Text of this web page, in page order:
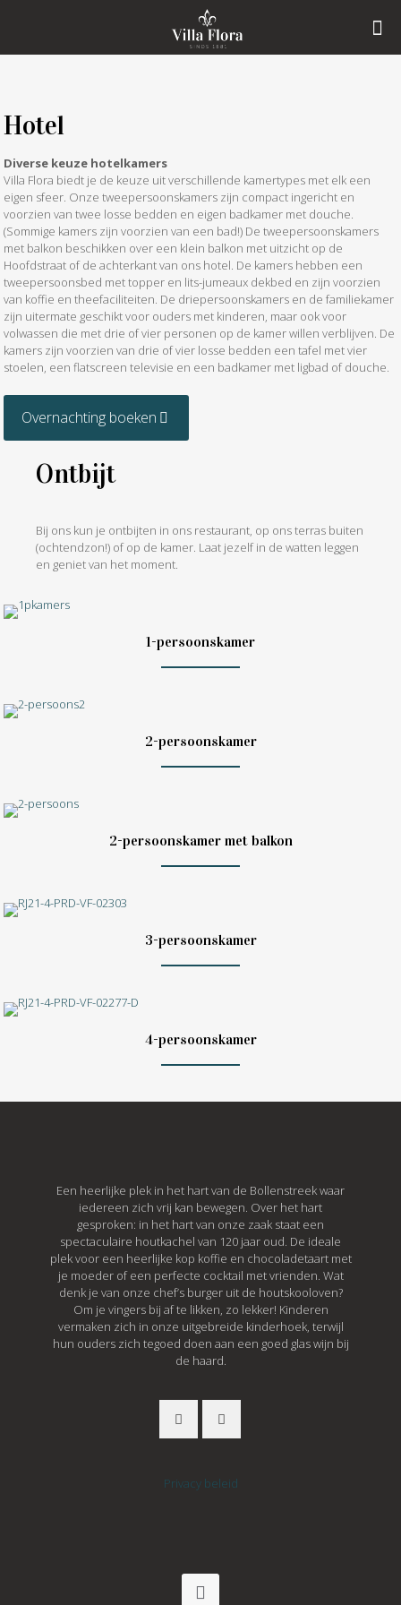
Hotel
Diverse keuze hotelkamers
Villa Flora biedt je de keuze uit verschillende kamertypes met elk een
eigen sfeer. Onze tweepersoonskamers zijn compact ingericht en
voorzien van twee losse bedden en eigen badkamer met douche.
(Sommige kamers zijn voorzien van een bad!) De tweepersoonskamers
met balkon beschikken over een klein balkon met uitzicht op de
Hoofdstraat of de achterkant van ons hotel. De kamers hebben een
tweepersoonsbed met topper en lits-jumeaux dekbed en zijn voorzien
van koffie en theefaciliteiten. De driepersoonskamers en de familiekamer
zijn uitermate geschikt voor ouders met kinderen, maar ook voor
volwassen die met drie of vier personen op de kamer willen verblijven. De
kamers zijn voorzien van drie of vier losse bedden een tafel met vier
stoelen, een flatscreen televisie en een badkamer met ligbad of douche.
Overnachting boeken
Ontbijt
Bij ons kun je ontbijten in ons restaurant, op ons terras buiten
(ochtendzon!) of op de kamer. Laat jezelf in de watten leggen
en geniet van het moment.
1-persoonskamer
2-persoonskamer
2-persoonskamer met balkon
3-persoonskamer
4-persoonskamer
Een heerlijke plek in het hart van de Bollenstreek waar
iedereen zich vrij kan bewegen. Over het hart
gesproken: in het hart van onze zaak staat een
spectaculaire houtkachel van 120 jaar oud. De ideale
plek voor een heerlijke kop koffie en chocoladetaart met
je moeder of een perfecte cocktail met vrienden. Wat
denk je van onze chef’s burger uit de houtskooloven?
Om je vingers bij af te likken, zo lekker! Kinderen
vermaken zich in onze uitgebreide kinderhoek, terwijl
hun ouders zich tegoed doen aan een goed glas wijn bij
de haard.
Privacy beleid